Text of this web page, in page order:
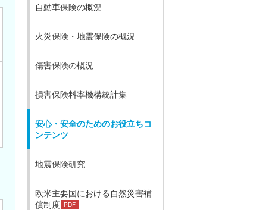
自動車保険の概況
火災保険・地震保険の概況
傷害保険の概況
損害保険料率機構統計集
安心・安全のためのお役立ちコ
ンテンツ
地震保険研究
欧米主要国における自然災害補
償制度